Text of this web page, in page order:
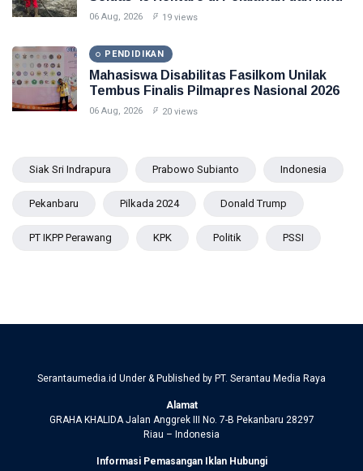
06 Aug, 2026 19 views
PENDIDIKAN
Mahasiswa Disabilitas Fasilkom Unilak
Tembus Finalis Pilmapres Nasional 2026
06 Aug, 2026 20 views
Siak Sri Indrapura Prabowo Subianto Indonesia
Pekanbaru Pilkada 2024 Donald Trump
PT IKPP Perawang KPK Politik PSSI
Serantaumedia.id Under & Published by PT. Serantau Media Raya
Alamat
GRAHA KHALIDA Jalan Anggrek III No. 7-B Pekanbaru 28297
Riau – Indonesia
Informasi Pemasangan Iklan Hubungi